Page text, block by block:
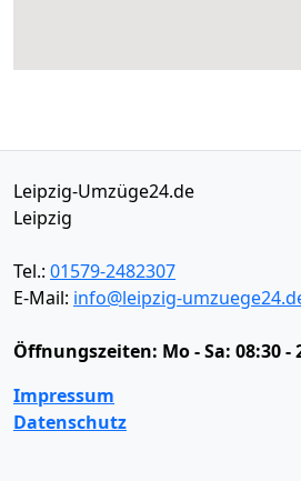
Leipzig-Umzüge24.de
Leipzig
Tel.: 01579-2482307
E-Mail: info@leipzig-
Öffnungszeiten: Mo - Sa: 08:30 -
Impressum
Datenschutz